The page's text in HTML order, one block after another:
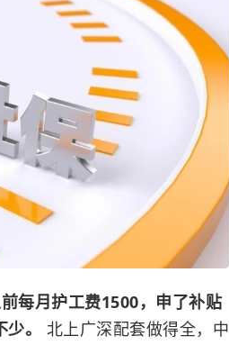
每月护工费1500，申了补贴
。 北上广深配套做得全，中